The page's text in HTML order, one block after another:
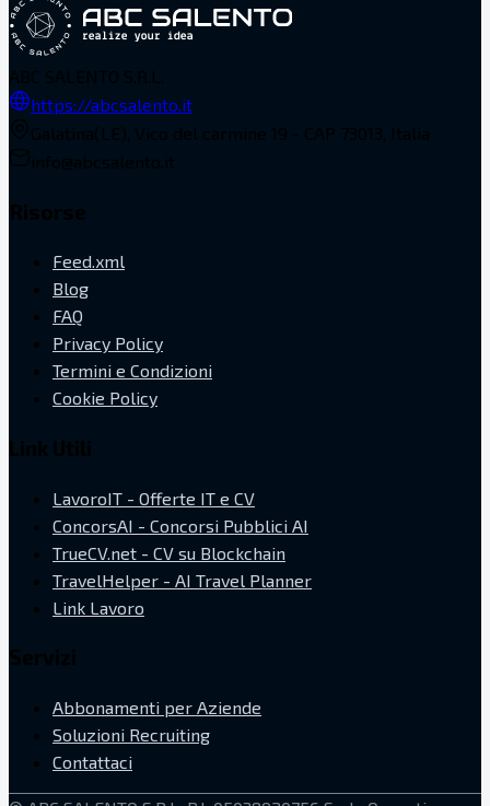
https://abcsalento.it
Feed.xml
Blog
FAQ
Privacy Policy
Termini e Condizioni
Cookie Policy
LavoroIT - Offerte IT e CV
ConcorsAI - Concorsi Pubblici AI
TrueCV.net - CV su Blockchain
TravelHelper - AI Travel Planner
Link Lavoro
Abbonamenti per Aziende
Soluzioni Recruiting
Contattaci